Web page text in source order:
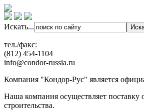
Искать...
тел./факс:
(812) 454-1104
info@condor-russia.ru
Компания "Кондор-Рус" является
Наша компания осуществляет
строительства.